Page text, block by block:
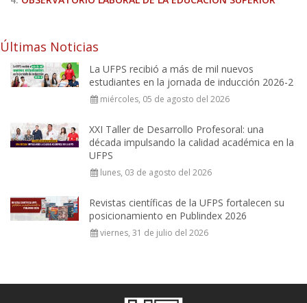
Últimas Noticias
La UFPS recibió a más de mil nuevos
estudiantes en la jornada de inducción 2026-2
miércoles, 05 de agosto del 2026
XXI Taller de Desarrollo Profesoral: una
década impulsando la calidad académica en la
UFPS
lunes, 03 de agosto del 2026
Revistas científicas de la UFPS fortalecen su
posicionamiento en Publindex 2026
viernes, 31 de julio del 2026